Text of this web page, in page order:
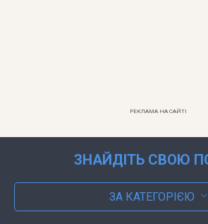
РЕКЛАМА НА САЙТІ
ЗНАЙДІТЬ СВОЮ
ЗА КАТЕГОРІЄЮ